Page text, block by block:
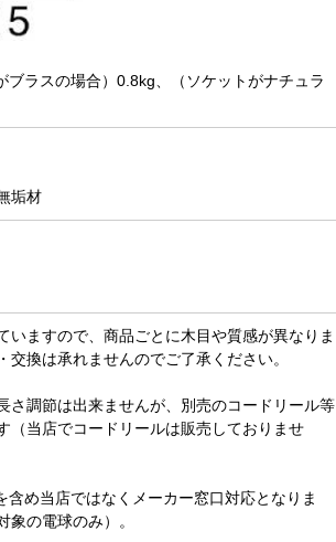
ラスの場合）0.8kg、（ソケットがナチュラ
垢材
ますので、商品ごとに木目や質感が異なりま
換は承れませんのでご了承ください。
調節は出来ませんが、別売のコードリール等
（当店でコードリールは販売しておりませ
め当店ではなくメーカー窓口対応となりま
の電球のみ）。